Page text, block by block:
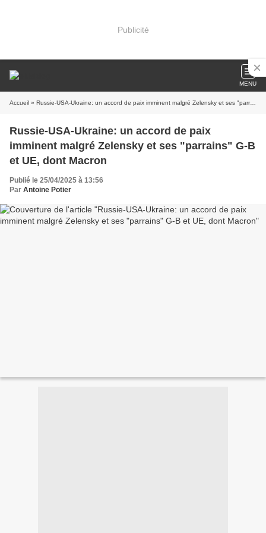
Publicité
MENU
Accueil » Russie-USA-Ukraine: un accord de paix imminent malgré Zelensky et ses "parrains" G-B et UE, dont Macron
Russie-USA-Ukraine: un accord de paix
imminent malgré Zelensky et ses "parrains" G-B
et UE, dont Macron
Publié le 25/04/2025 à 13:56
Par Antoine Potier